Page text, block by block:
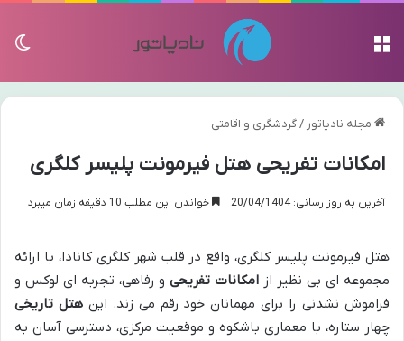
مجله نادیاتور /گردشگری و اقامتی
امکانات تفریحی هتل فیرمونت پلیسر کلگری
آخرین به روز رسانی: 20/04/1404 خواندن این مطلب 10 دقیقه زمان میبرد
هتل فیرمونت پلیسر کلگری، واقع در قلب شهر کلگری کانادا، با ارائه
مجموعه ای بی نظیر از امکانات تفریحی و رفاهی، تجربه ای لوکس و
فراموش نشدنی را برای مهمانان خود رقم می زند. اینهتل تاریخی
چهار ستاره، با معماری باشکوه و موقعیت مرکزی، دسترسی آسان به